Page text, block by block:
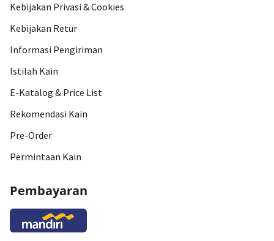
Kebijakan Privasi & Cookies
Kebijakan Retur
Informasi Pengiriman
Istilah Kain
E-Katalog & Price List
Rekomendasi Kain
Pre-Order
Permintaan Kain
Pembayaran